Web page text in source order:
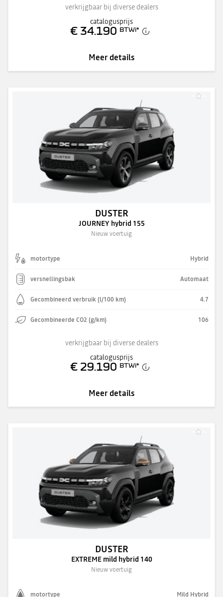
verkrijgbaar bij diverse dealers
catalogusprijs
€ 34.190 BTWi*
Meer details
DUSTER
JOURNEY hybrid 155
Nieuw voertuig
motortype Hybrid
versnellingsbak Automaat
Gecombineerd verbruik (l/100 km) 4.7
Gecombineerde CO2 (g/km) 106
verkrijgbaar bij diverse dealers
catalogusprijs
€ 29.190 BTWi*
Meer details
DUSTER
EXTREME mild hybrid 140
Nieuw voertuig
motortype Mild Hybrid